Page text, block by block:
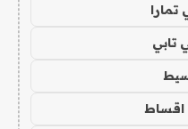
تابي
اقساط